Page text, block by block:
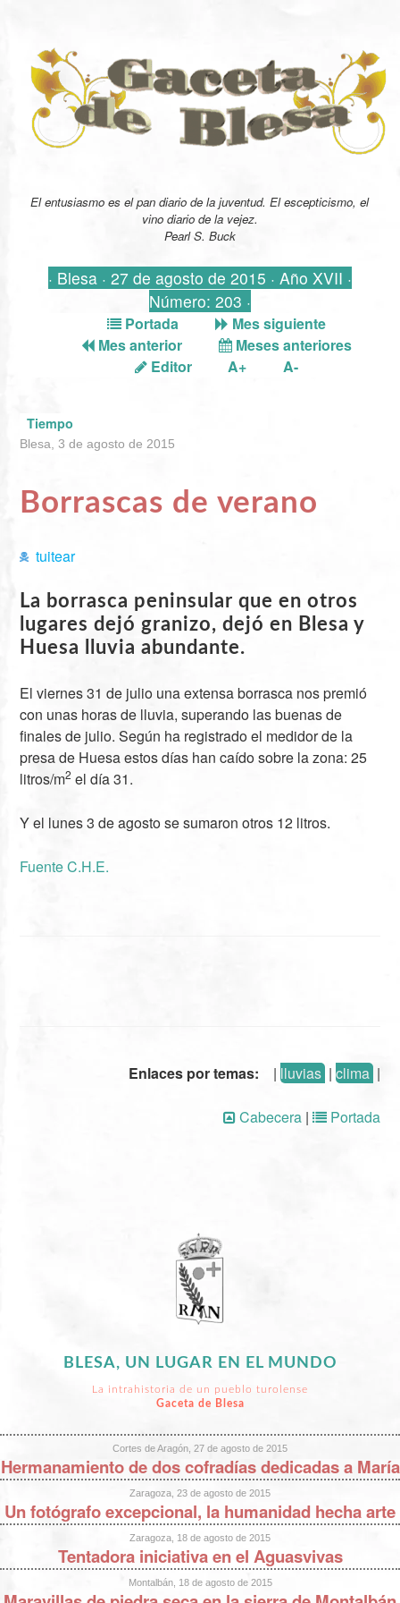
El entusiasmo es el pan diario de la juventud. El escepticismo, el
vino diario de la vejez.
Pearl S. Buck
· Blesa · 27 de agosto de 2015 · Año XVII ·
Número: 203 ·
Portada
Mes siguiente
Mes anterior
Meses anteriores
Editor
A+ A-
Tiempo
Blesa, 3 de agosto de 2015
Borrascas de verano
tuitear
La borrasca peninsular que en otros
lugares dejó granizo, dejó en Blesa y
Huesa lluvia abundante.
El viernes 31 de julio una extensa borrasca nos premió
con unas horas de lluvia, superando las buenas de
finales de julio. Según ha registrado el medidor de la
presa de Huesa estos días han caído sobre la zona: 25
litros/m2 el día 31.
Y el lunes 3 de agosto se sumaron otros 12 litros.
Fuente C.H.E.
Enlaces por temas: | lluvias| clima|
Cabecera| Portada
BLESA, UN LUGAR EN EL MUNDO
La intrahistoria de un pueblo turolense
Gaceta de Blesa
Cortes de Aragón, 27 de agosto de 2015
Hermanamiento de dos cofradías dedicadas a María
Zaragoza, 23 de agosto de 2015
Un fotógrafo excepcional, la humanidad hecha arte
Zaragoza, 18 de agosto de 2015
Tentadora iniciativa en el Aguasvivas
Montalbán, 18 de agosto de 2015